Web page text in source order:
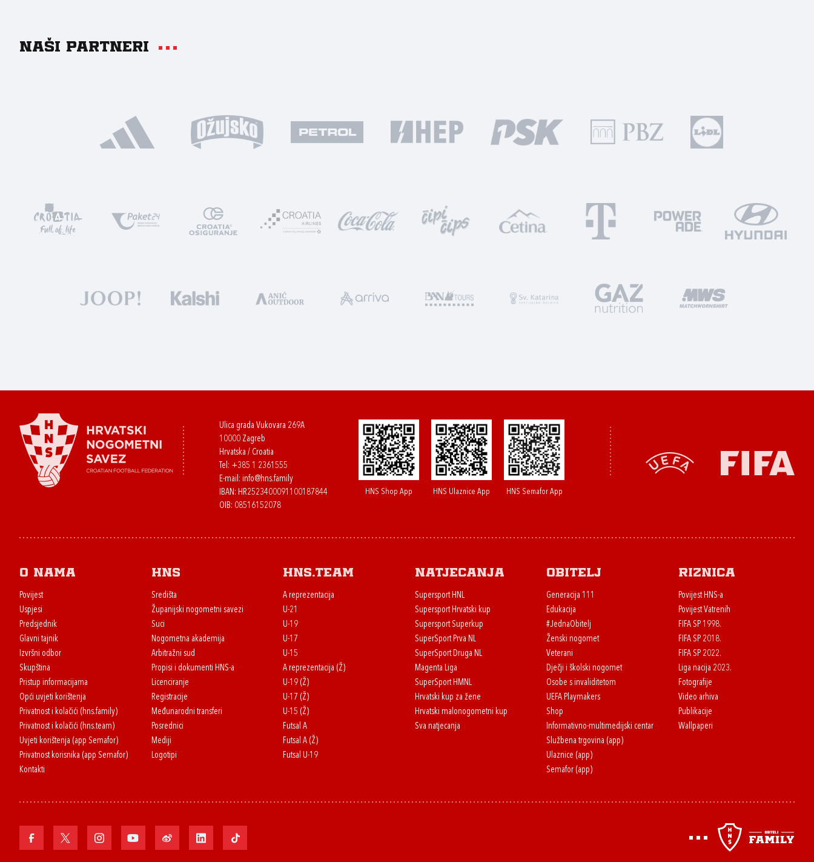
Naši partneri
Ulica grada Vukovara 269A
10000 Zagreb
Hrvatska / Croatia
Tel: +385 1 2361555
E-mail: info@hns.family
IBAN: HR2523400091100187844
OIB: 08516152078
HNS Shop App HNS Ulaznice App HNS Semafor App
O nama
Povijest
Uspjesi
Predsjednik
Glavni tajnik
Izvršni odbor
Skupština
Pristup informacijama
Opći uvjeti korištenja
Privatnost i kolačići (hns.family)
Privatnost i kolačići (hns.team)
Uvjeti korištenja (app Semafor)
Privatnost korisnika (app Semafor)
Kontakti
HNS
Središta
Županijski nogometni savezi
Suci
Nogometna akademija
Arbitražni sud
Propisi i dokumenti HNS-a
Licenciranje
Registracije
Međunarodni transferi
Posrednici
Mediji
Logotipi
HNS.team
A reprezentacija
U-21
U-19
U-17
U-15
A reprezentacija (Ž)
U-19 (Ž)
U-17 (Ž)
U-15 (Ž)
Futsal A
Futsal A (Ž)
Futsal U-19
Natjecanja
Supersport HNL
Supersport Hrvatski kup
Supersport Superkup
SuperSport Prva NL
SuperSport Druga NL
Magenta Liga
SuperSport HMNL
Hrvatski kup za žene
Hrvatski malonogometni kup
Sva natjecanja
Obitelj
Generacija 111
Edukacija
#JednaObitelj
Ženski nogomet
Veterani
Dječji i školski nogomet
Osobe s invaliditetom
UEFA Playmakers
Shop
Informativno-multimedijski centar
Službena trgovina (app)
Ulaznice (app)
Semafor (app)
Riznica
Povijest HNS-a
Povijest Vatrenih
FIFA SP 1998.
FIFA SP 2018.
FIFA SP 2022.
Liga nacija 2023.
Fotografije
Video arhiva
Publikacije
Wallpaperi